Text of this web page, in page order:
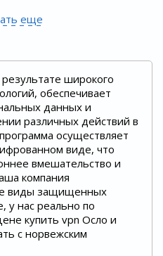
еще
широкого
обеспечивает
данных и
различных действий в
осуществляет
виде, что
вмешательство и
компания
виды защищенных
у нас реально по
купить vpn Осло и
с норвежским